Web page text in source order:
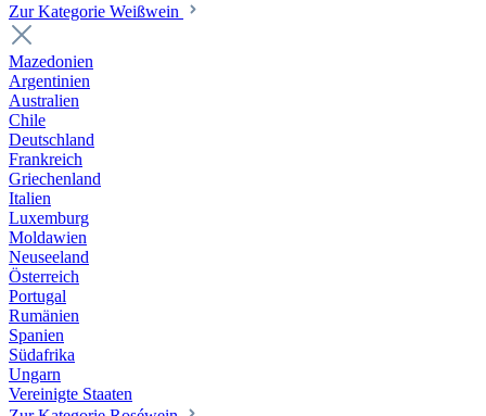
Zur Kategorie Weißwein
Mazedonien
Argentinien
Australien
Chile
Deutschland
Frankreich
Griechenland
Italien
Luxemburg
Moldawien
Neuseeland
Österreich
Portugal
Rumänien
Spanien
Südafrika
Ungarn
Vereinigte Staaten